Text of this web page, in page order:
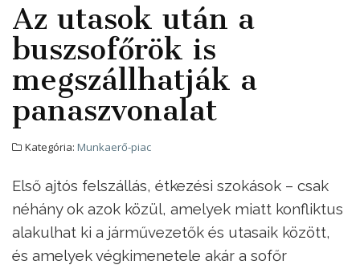
Az utasok után a
buszsofőrök is
megszállhatják a
panaszvonalat
Kategória: Munkaerő-piac
Első ajtós felszállás, étkezési szokások – csak
néhány ok azok közül, amelyek miatt konfliktus
alakulhat ki a járművezetők és utasaik között,
és amelyek végkimenetele akár a sofőr